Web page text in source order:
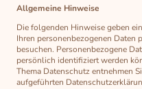
Allgemeine Hinweise
Die folgenden Hinweise geben
Ihren personenbezogenen Daten
besuchen. Personenbezogene
persönlich identifiziert werden
Thema Datenschutz entnehmen
aufgeführten